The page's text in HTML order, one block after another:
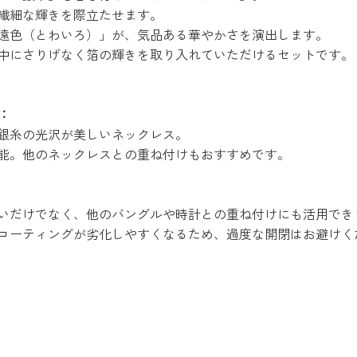
な輝きを際立たせます。
（とわいろ）」が、気品ある華やかさを演出します。
さりげなく箔の輝きを取り入れていただけるセットです。
の光沢が美しいネックレス。
他のネックレスとの重ね付けもおすすめです。
けでなく、他のバングルや時計との重ね付けにも活用で
ティングが劣化しやすくなるため、過度な開閉はお避け